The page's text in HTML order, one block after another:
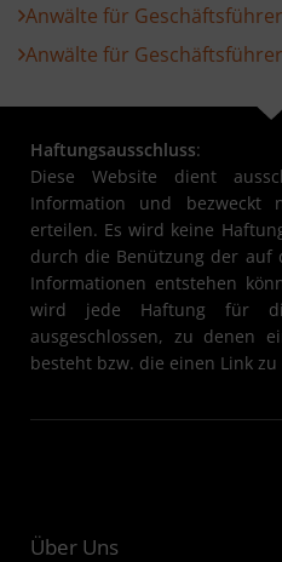
Anwälte für
Anwälte für
Haftungsausschluss:
Diese Website dient
Information und bezweckt
erteilen. Es wird keine
durch die Benützung der auf
Informationen entstehen
wird jede Haftung für
ausgeschlossen, zu denen
besteht bzw. die einen Link
Über Uns